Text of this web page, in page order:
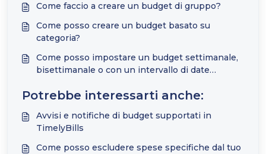
Come faccio a creare un budget di gruppo?
Come posso creare un budget basato su
categoria?
Come posso impostare un budget settimanale,
bisettimanale o con un intervallo di date
Potrebbe interessarti anche:
Avvisi e notifiche di budget supportati in
TimelyBills
Come posso escludere spese specifiche dal tuo